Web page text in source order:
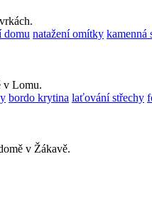
domu natažení omítky kamenná
v Lomu.
bordo krytina laťování střechy
v Žákavě.